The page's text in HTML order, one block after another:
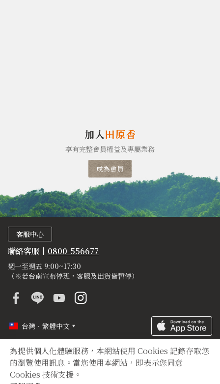
為提供個人化體驗服務，本網站使用 Cookies 記錄存取您
的瀏覽使用訊息。當您使用本網站，即表示您同意
Cookies 技術支援。
加入田原香
享有完整會員權益及專屬業務
成為會員
客服中心
聯絡客服 0800-556677
週一至週五 9:00~17:30
（※若台南宣布停班，客服及出貨皆暫停）
台灣．繁體中文
定型化契約 隱私權聲明
登錄字號
Copyright © 2012 TIAN YUAN XIANG All right reserved.